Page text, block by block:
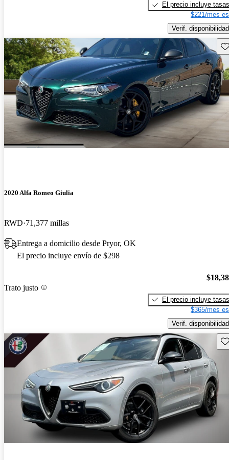
El precio incluye tasas
$221/mes
Verif. disponibilidad
2020 Alfa Romeo Giulia
RWD 71,377 millas
Entrega a domicilio desde Pryor, OK
El precio incluye envío de $298
Trato justo
El precio incluye tasas
$365/mes
Verif. disponibilidad